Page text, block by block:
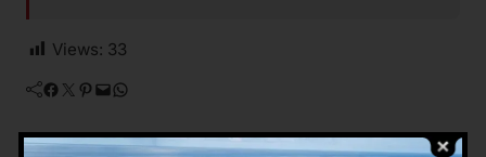
Views: 33
Facebook Twitter Pinterest Mail WhatsApp